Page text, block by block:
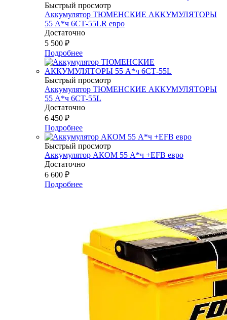
Быстрый просмотр
Аккумулятор ТЮМЕНСКИЕ АККУМУЛЯТОРЫ
55 А*ч 6СТ-55LR евро
Достаточно
5 500 ₽
Подробнее
Быстрый просмотр
Аккумулятор ТЮМЕНСКИЕ АККУМУЛЯТОРЫ
55 А*ч 6СТ-55L
Достаточно
6 450 ₽
Подробнее
Быстрый просмотр
Аккумулятор АКОМ 55 А*ч +EFB евро
Достаточно
6 600 ₽
Подробнее